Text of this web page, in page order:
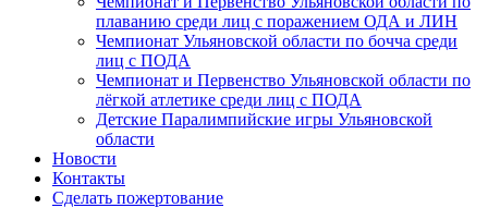
плаванию среди лиц с поражением ОДА и ЛИН
Чемпионат Ульяновской области по бочча среди
лиц с ПОДА
Чемпионат и Первенство Ульяновской области по
лёгкой атлетике среди лиц с ПОДА
Детские Паралимпийские игры Ульяновской
области
Новости
Контакты
Сделать пожертование